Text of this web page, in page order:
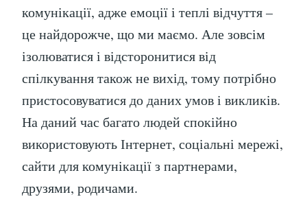
комунікації, адже емоції і теплі відчуття –
це найдорожче, що ми маємо. Але зовсім
ізолюватися і відсторонитися від
спілкування також не вихід, тому потрібно
пристосовуватися до даних умов і викликів.
На даний час багато людей спокійно
використовують Інтернет, соціальні мережі,
сайти для комунікації з партнерами,
друзями, родичами.